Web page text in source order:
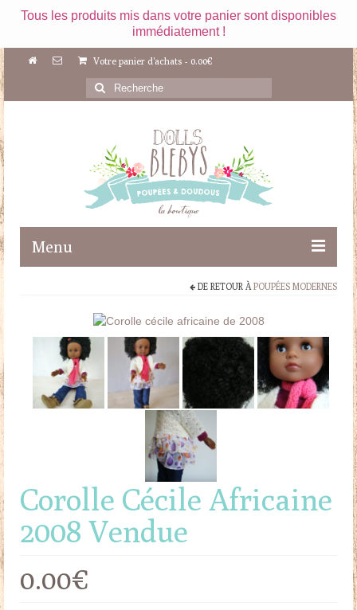
Tous les produits mis dans votre panier sont disponibles
immédiatement !
Votre panier d'achats - 0.00€
Rechercher
:
Menu
Poupées
Doudous
Mobilier & Accessoires
Contact
Panier
DE RETOUR À POUPÉES MODERNES
Corolle Cécile Africaine
2008 Vendue
0.00€